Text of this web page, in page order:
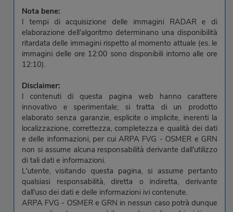
Nota bene:
I tempi di acquisizione delle immagini RADAR e di
elaborazione dell'algoritmo determinano una disponibilità
ritardata delle immagini rispetto al momento attuale (es. le
immagini delle ore 12:00 sono disponibili intorno alle ore
12:10).
Disclaimer:
I contenuti di questa pagina web hanno carattere
innovativo e sperimentale; si tratta di un prodotto
elaborato senza garanzie, esplicite o implicite, inerenti la
localizzazione, correttezza, completezza e qualità dei dati
e delle informazioni, per cui ARPA FVG - OSMER e GRN
non si assume alcuna responsabilità derivante dall'utilizzo
di tali dati e informazioni.
L'utente, visitando questa pagina, si assume pertanto
qualsiasi responsabilità, diretta o indiretta, derivante
dall'uso dei dati e delle informazioni ivi contenute.
ARPA FVG - OSMER e GRN in nessun caso potrà dunque